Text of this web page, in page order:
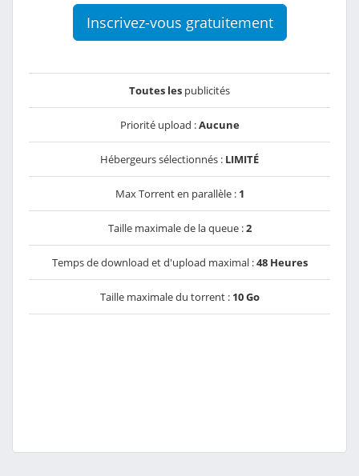
Inscrivez-vous gratuitement
Toutes les publicités
Priorité upload :Aucune
Hébergeurs sélectionnés : LIMITÉ
Max Torrent en parallèle : 1
Taille maximale de la queue :2
Temps de download et d'upload maximal :48 Heures
Taille maximale du torrent : 10 Go